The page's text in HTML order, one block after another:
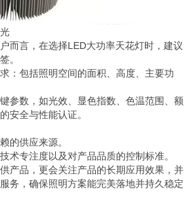
而言，在选择LED大功率天花灯时，建议
。
：包括照明空间的面积、高度、主要功
参数，如光效、显色指数、色温范围、额
安全与性能认证。
的供应来源。
术专注度以及对产品品质的控制标准。
产品，更会关注产品的长期应用效果，并
务，确保照明方案能完美落地并持久稳定